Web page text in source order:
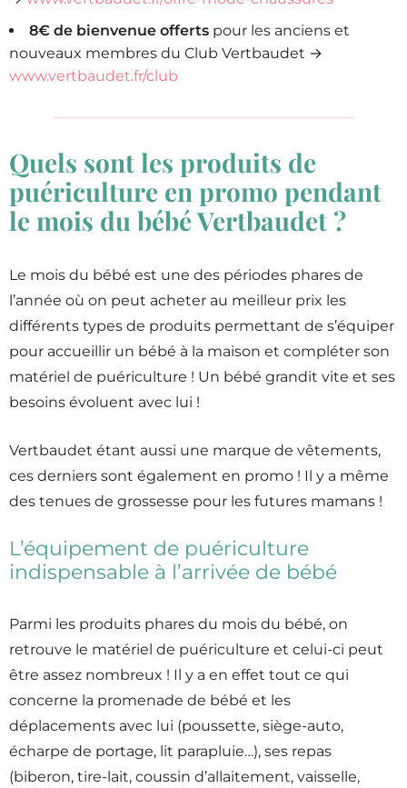
8€ de bienvenue offerts pour les anciens et
nouveaux membres du Club Vertbaudet →
www.vertbaudet.fr/club
Quels sont les produits de
puériculture en promo pendant
le mois du bébé Vertbaudet ?
Le mois du bébé est une des périodes phares de
l’année où on peut acheter au meilleur prix les
différents types de produits permettant de s’équiper
pour accueillir un bébé à la maison et compléter son
matériel de puériculture ! Un bébé grandit vite et ses
besoins évoluent avec lui !
Vertbaudet étant aussi une marque de vêtements,
ces derniers sont également en promo ! Il y a même
des tenues de grossesse pour les futures mamans !
L’équipement de puériculture
indispensable à l’arrivée de bébé
Parmi les produits phares du mois du bébé, on
retrouve le matériel de puériculture et celui-ci peut
être assez nombreux ! Il y a en effet tout ce qui
concerne la promenade de bébé et les
déplacements avec lui (poussette, siège-auto,
écharpe de portage, lit parapluie…), ses repas
(biberon, tire-lait, coussin d’allaitement, vaisselle,